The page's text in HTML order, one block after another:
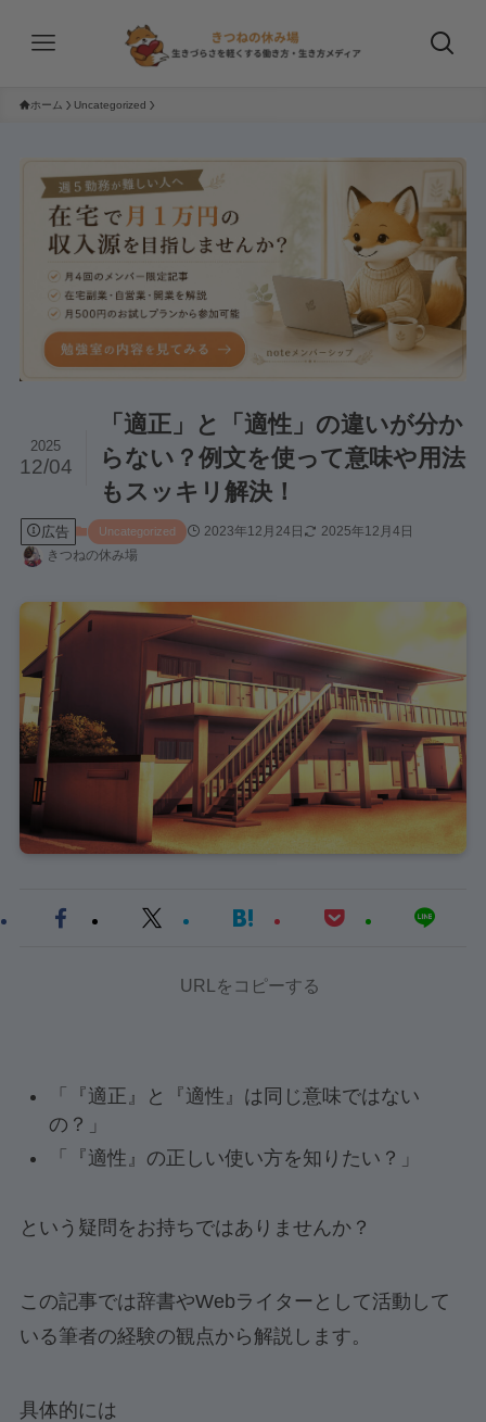
ホーム Uncategorized
「適正」と「適性」の違いが分か
らない？例文を使って意味や用法
もスッキリ解決！
2025
12/04
広告 Uncategorized 2023年12月24日
2025年12月4日
きつねの休み場
URLをコピーする
「『適正』と『適性』は同じ意味ではない
の？」
「『適性』の正しい使い方を知りたい？」
という疑問をお持ちではありませんか？
この記事では辞書やWebライターとして活動して
いる筆者の経験の観点から解説します。
具体的には